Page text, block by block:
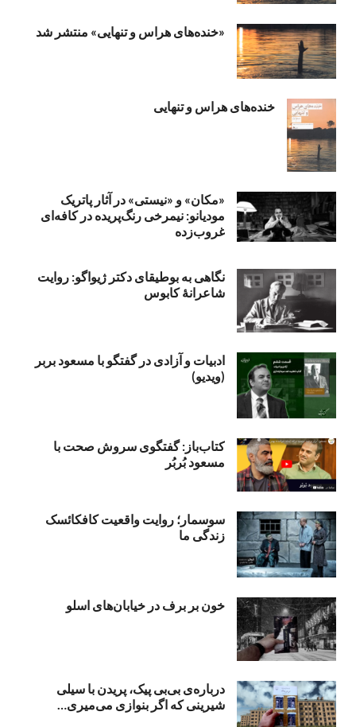
«خنده‌های هراس و تنهایی» منتشر شد
خنده‌های هراس و تنهایی
«مکان» و «نیستی» در آثار پاتریک
مودیانو: نیمرخی رنگ‌پریده در کافه‌ای
غروب‌زده
نگاهی به بوطیقای دکتر ژیواگو: روایت
شاعرانۀ کابوس
ادبیات و آزادی در گفتگو با مسعود بربر
(ویدیو)
کتاب‌باز: گفتگوی سروش صحت با
مسعود بُربُر
سوسمار؛ روایت واقعیت کافکائسک
زندگی ما
خون بر برف در خیابان‌های اسلو
درباره‌ی بی‌بی‌ پیک، پریدن با سیلی
شیرینی که اگر بنوازی می‌میری…